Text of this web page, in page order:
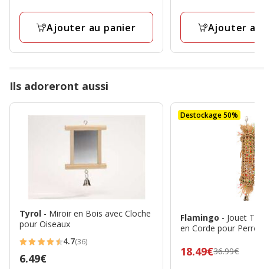
Ajouter au panier Ajouter
Ils adoreront aussi
Tyrol - Miroir en Bois avec Cloche
pour Oiseaux
4.7
étoiles
4.7(36)
Prix
6.49€
Destockage 50%
Flamingo - Jouet
en Corde pour
Prix
18.49€36.99€